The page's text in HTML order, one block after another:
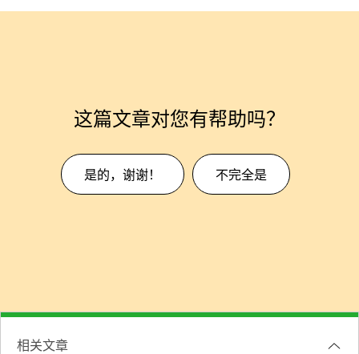
这篇文章对您有帮助吗？
是的，谢谢！ 不完全是
相关文章